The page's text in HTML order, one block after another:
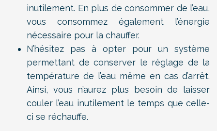
inutilement. En plus de consommer de l’eau,
vous consommez également l’énergie
nécessaire pour la chauffer.
N’hésitez pas à opter pour un système
permettant de conserver le réglage de la
température de l’eau même en cas d’arrêt.
Ainsi, vous n’aurez plus besoin de laisser
couler l’eau inutilement le temps que celle-
ci se réchauffe.